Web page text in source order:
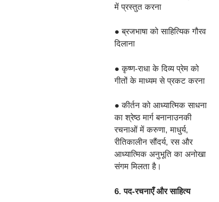
में प्रस्तुत करना
● ब्रजभाषा को साहित्यिक गौरव
दिलाना
● कृष्ण-राधा के दिव्य प्रेम को
गीतों के माध्यम से प्रकट करना
● कीर्तन को आध्यात्मिक साधना
का श्रेष्ठ मार्ग बनानाउनकी
रचनाओं में करुणा, माधुर्य,
रीतिकालीन सौंदर्य, रस और
आध्यात्मिक अनुभूति का अनोखा
संगम मिलता है।
6. पद-रचनाएँ और साहित्य